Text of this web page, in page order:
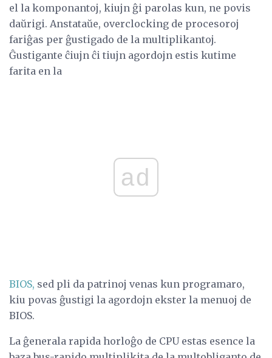
el la komponantoj, kiujn ĝi parolas kun, ne povis
daŭrigi. Anstataŭe, overclocking de procesoroj
fariĝas per ĝustigado de la multiplikantoj.
Ĝustigante ĉiujn ĉi tiujn agordojn estis kutime
farita en la
ad
BIOS, sed pli da patrinoj venas kun programaro,
kiu povas ĝustigi la agordojn ekster la menuoj de
BIOS.
La ĝenerala rapida horloĝo de CPU estas esence la